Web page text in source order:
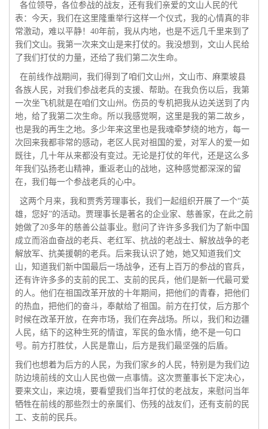
各位领导，各位参战的战友，还有我们亲爱的文山人民的代
表：今天，我们在这里隆重举行这样一个仪式，我的心情真的非
常激动，难以平静！40年前，我从内地，也是不远几千里来到了
我们文山。我第一次来文山是来打仗的。我没想到，文山人民给
了我们打仗的力量，还给了我们第二次生命。
在前线作战期间，我们得到了咱们文山州，文山市、麻栗坡县
各族人民，对我们参战老兵的支援、帮助。在我负伤以后，我第
一次坐飞机就是在咱们文山州。伤员的专机把我从边关送到了内
地，给了我第二次生命。所以我感觉啊，这里是我的第二故乡，
也是我的再生之地。多少年来这里也是我魂牵梦绕的地方，每一
次回来我都非常的感动，老区人民对祖国的爱，对军人的爱一如
既往，几十年从来都没有变过。无论是打仗的年代，还是这么多
年我们弘扬老山精神，重返老山的战地，这种感觉都深深的留
在，我们每一个参战老兵的心中。
这两个月来，我和贾秀芳理事长，我们一起组织开展了一个“英
雄，您好”的活动。贾理事长是著名的企业家、慈善家，在此之前
她做了20多年的慈善公益事业。慰问了许许多多我们为了新中国
成立而浴血奋战的老兵、老红军、抗战的老战士、解放战争的老
解放军、抗美援朝的老兵。后来我认识了她，她又知道我们文
山，知道我们新中国最后一场战争，还有上百万的参战的官兵，
还有许许多多的支前的民工、支前的民兵，他们是新一代最可爱
的人。他们在祖国改革开放的十年期间，把他们的青春，把他们
的热血，把他们的奋斗，奉献给了祖国。前方在打仗，后方那个
时候在改革开放，在奔市场，我们在奔战场。所以，我们和边疆
人民，结下的这种生死的情谊，军民的鱼水情，绝不是一句口
号。前方打胜仗，人民是靠山，后方是我们最坚强的后盾。
我们也想着为后方的人民，为我们家乡的人民，特别是为我们边
防边境前线的文山人民也做一点事情。这次贾董事长下定决心，
要来文山，来边境，要看望我们当年打仗的老战友，来慰问当年
牺牲在前线的那些烈士的亲属们、伤残的战友们，还有支前的民
工、支前的民兵。